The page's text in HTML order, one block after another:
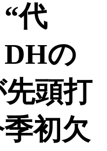
代
の
頭打
初欠